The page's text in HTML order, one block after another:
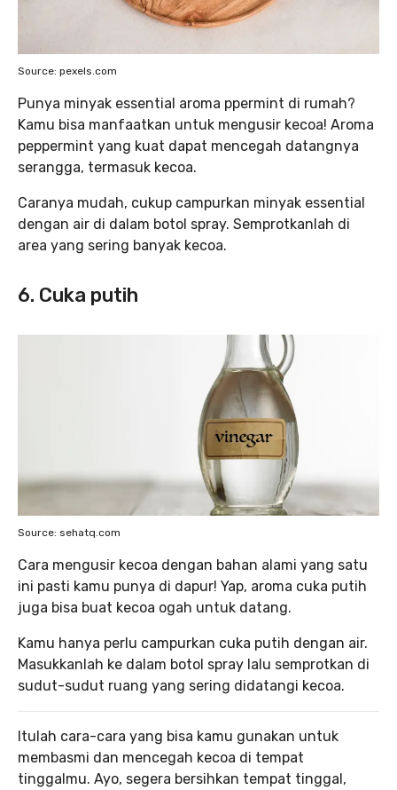
Source: pexels.com
Punya minyak essential aroma ppermint di rumah?
Kamu bisa manfaatkan untuk mengusir kecoa! Aroma
peppermint yang kuat dapat mencegah datangnya
serangga, termasuk kecoa.
Caranya mudah, cukup campurkan minyak essential
dengan air di dalam botol spray. Semprotkanlah di
area yang sering banyak kecoa.
6. Cuka putih
Source: sehatq.com
Cara mengusir kecoa dengan bahan alami yang satu
ini pasti kamu punya di dapur! Yap, aroma cuka putih
juga bisa buat kecoa ogah untuk datang.
Kamu hanya perlu campurkan cuka putih dengan air.
Masukkanlah ke dalam botol spray lalu semprotkan di
sudut-sudut ruang yang sering didatangi kecoa.
Itulah cara-cara yang bisa kamu gunakan untuk
membasmi dan mencegah kecoa di tempat
tinggalmu. Ayo, segera bersihkan tempat tinggal,